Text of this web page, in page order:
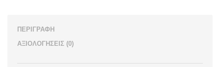
ΠΕΡΙΓΡΑΦΉ
ΑΞΙΟΛΟΓΉΣΕΙΣ (0)